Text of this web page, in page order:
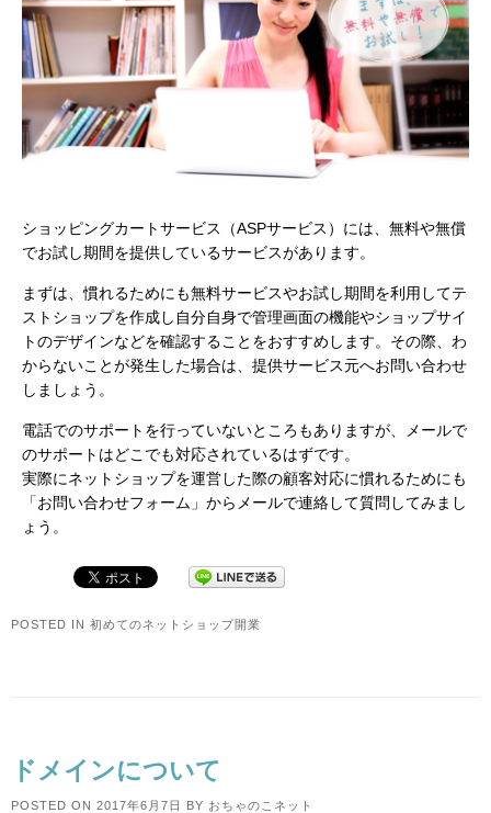
ショッピングカートサービス（ASPサービス）には、無料や無償
でお試し期間を提供しているサービスがあります。
まずは、慣れるためにも無料サービスやお試し期間を利用してテ
ストショップを作成し自分自身で管理画面の機能やショップサイ
トのデザインなどを確認することをおすすめします。その際、わ
からないことが発生した場合は、提供サービス元へお問い合わせ
しましょう。
電話でのサポートを行っていないところもありますが、メールで
のサポートはどこでも対応されているはずです。
実際にネットショップを運営した際の顧客対応に慣れるためにも
「お問い合わせフォーム」からメールで連絡して質問してみまし
ょう。
POSTED IN 初めてのネットショップ開業
ドメインについて
POSTED ON 2017年6月7日 BY おちゃのこネット